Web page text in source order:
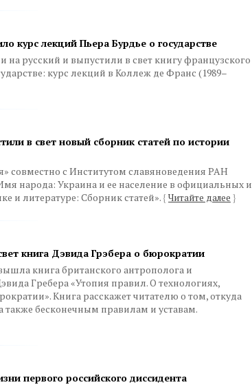
курс лекций Пьера Бурдье о государстве
на русский и выпустили в свет книгу французского
курс лекций в Коллеж де Франс (1989–
в свет новый сборник статей по истории
совместно с Институтом славяноведения РАН
народа: Украина и ее население в официальных и
и литературе: Сборник статей». { Читайте далее }
книга Дэвида Грэбера о бюрократии
книга британского антрополога и
Гребера «Утопия правил. О технологиях,
Книга расскажет читателю о том, откуда
также бесконечным правилам и уставам.
первого российского диссидента